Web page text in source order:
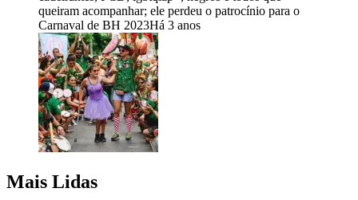
queiram acompanhar; ele perdeu o patrocínio para o
Carnaval de BH 2023Há 3 anos
Mais Lidas